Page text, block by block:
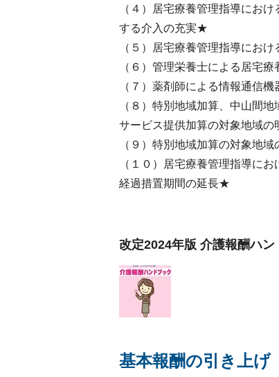
（４）居宅療養管理指導にお
する介入の充実★
（５）居宅療養管理指導にお
（６）管理栄養士による居宅
（７）薬剤師による情報通信
（８）特別地域加算、中山間
サービス提供加算の対象地域
（９）特別地域加算の対象地
（１０）居宅療養管理指導に
経過措置期間の延長★
改定2024年版 介護報酬ハン
基本報酬の引き上げ